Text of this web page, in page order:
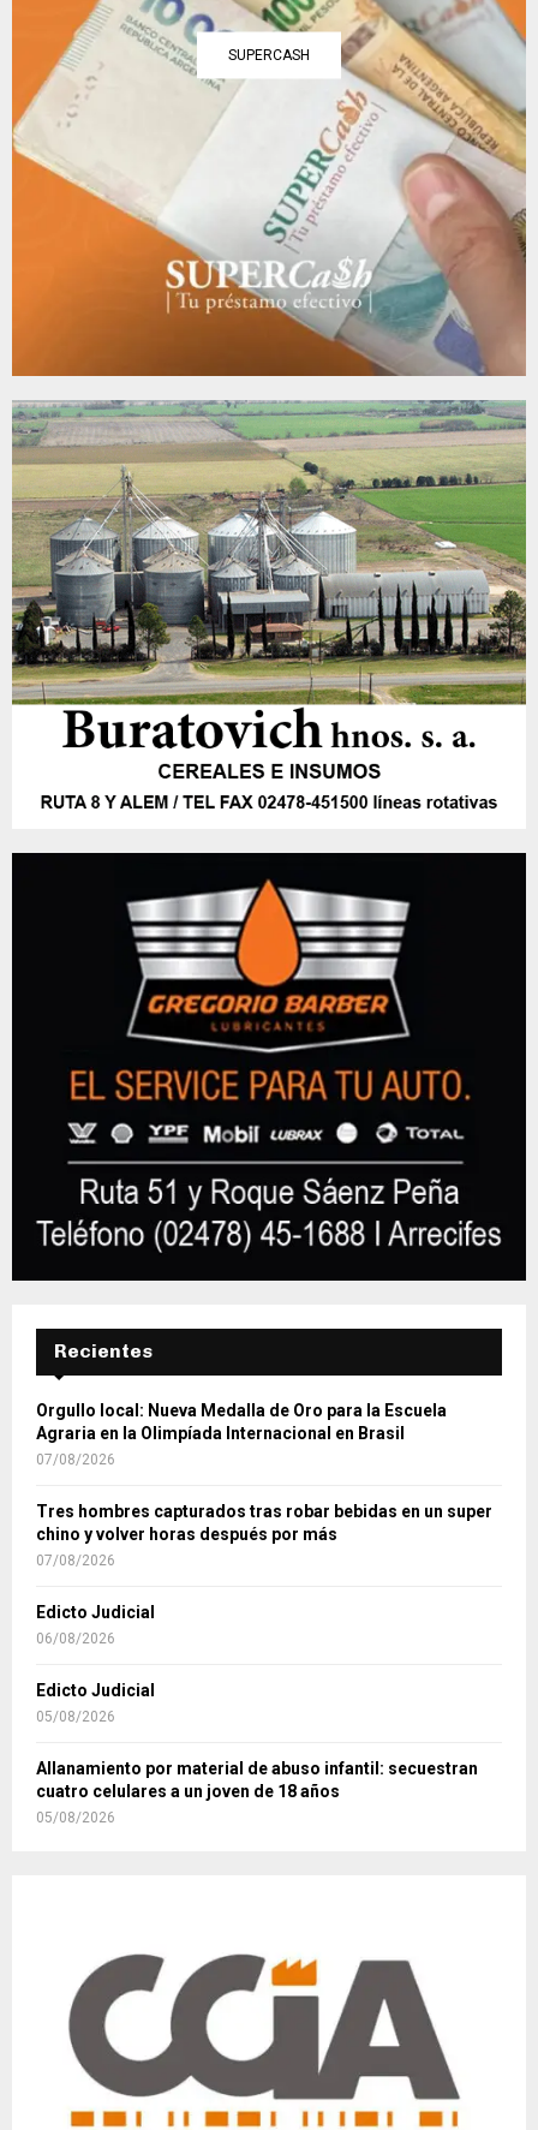
SUPERCASH
Recientes
Orgullo local: Nueva Medalla de Oro para la Escuela
Agraria en la Olimpíada Internacional en Brasil
07/08/2026
Tres hombres capturados tras robar bebidas en un super
chino y volver horas después por más
07/08/2026
Edicto Judicial
06/08/2026
Edicto Judicial
05/08/2026
Allanamiento por material de abuso infantil: secuestran
cuatro celulares a un joven de 18 años
05/08/2026